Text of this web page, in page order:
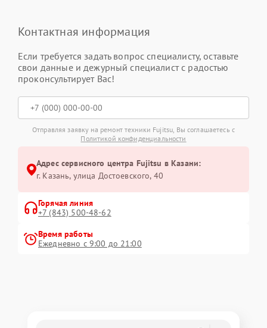
Контактная информация
Если требуется задать вопрос специалисту, оставьте
свои данные и дежурный специалист с радостью
проконсультирует Вас!
Отправляя заявку на ремонт техники Fujitsu, Вы соглашаетесь с
Политикой конфиденциальности
Адрес сервисного центра Fujitsu в Казани:
г. Казань, улица Достоевского, 40
Горячая линия
+7 (843) 500-48-62
Время работы
Ежедневно с 9:00 до 21:00